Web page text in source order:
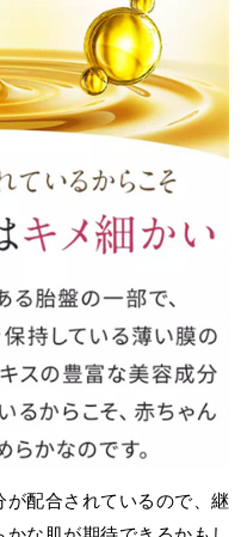
が配合されているので、継